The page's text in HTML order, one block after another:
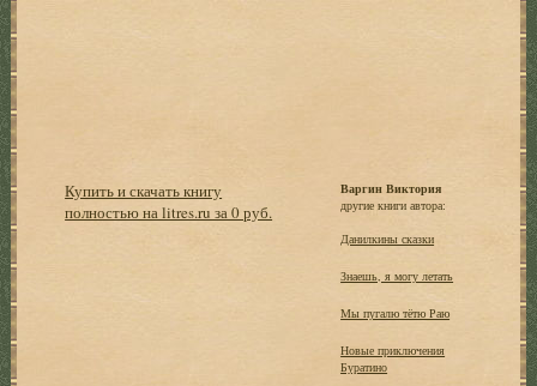
Купить и скачать книгу
полностью на litres.ru за 0 руб.
Варгин Виктория
другие книги автора:
Данилкины сказки
Знаешь, я могу летать
Мы пугалю тётю Раю
Новые приключения
Буратино